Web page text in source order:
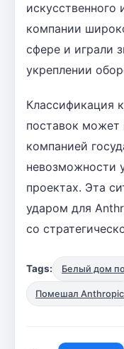
искусственного
компании
сфере и играли
укреплении
Классификация
поставок может
компанией
невозможности
проектах. Эта
ударом для
со
Tags: Белый дом
Помешал Anthropic